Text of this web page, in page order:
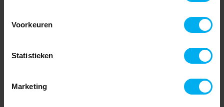
Voorkeuren
Statistieken
Marketing